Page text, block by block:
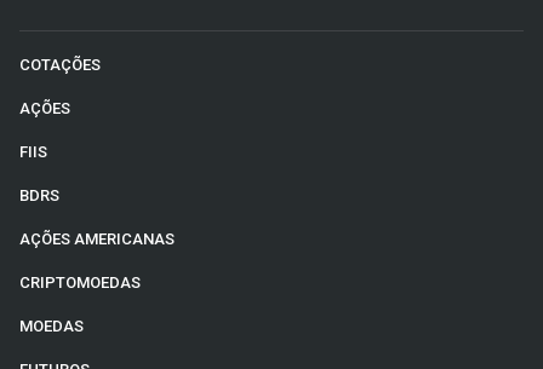
COTAÇÕES
AÇÕES
FIIS
BDRS
AÇÕES AMERICANAS
CRIPTOMOEDAS
MOEDAS